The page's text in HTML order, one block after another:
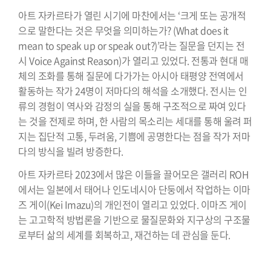
아트 자카르타가 열린 시기에 마찬에서는 ‘크게 또는 공개적
으로 말한다는 것은 무엇을 의미하는가? (What does it
mean to speak up or speak out?)’라는 질문을 던지는 전
시 Voice Against Reason)가 열리고 있었다. 전통과 현대 매
체의 조화를 통해 질문에 다가가는 아시아 태평양 전역에서
활동하는 작가 24명이 저마다의 해석을 소개했다. 전시는 인
류의 경험이 역사와 감정의 실을 통해 구조적으로 짜여 있다
는 것을 전제로 하며, 한 사람의 목소리는 세대를 통해 울려 퍼
지는 집단적 고통, 두려움, 기쁨에 공명한다는 점을 작가 저마
다의 방식을 빌려 방증한다.
아트 자카르타 2023에서 많은 이들을 끌어모은 갤러리 ROH
에서는 일본에서 태어나 인도네시아 단둥에서 작업하는 이마
즈 게이(Kei Imazu)의 개인전이 열리고 있었다. 이마즈 게이
는 고고학적 방법론을 기반으로 물질문화와 지구상의 구조물
로부터 삶의 세계를 회복하고, 재건하는 데 관심을 둔다.